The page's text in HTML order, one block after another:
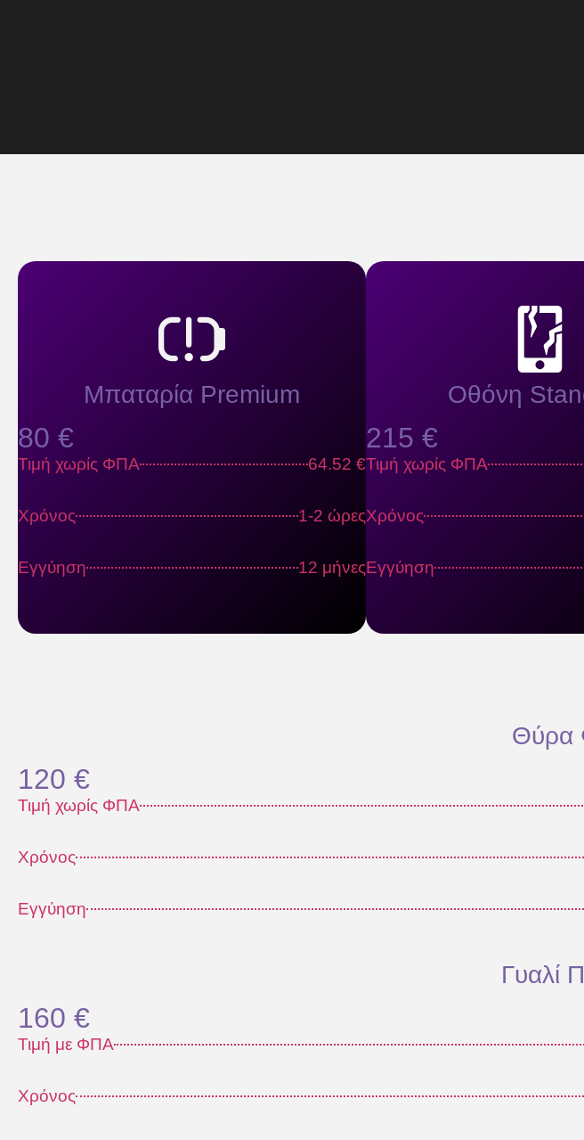
Μπαταρία Premium
80 €
Τιμή χωρίς ΦΠΑ 64.52 €
Χρόνος 1-2 ώρες
Εγγύηση 12 μήνες
Οθόνη
215 €
Τιμή χωρίς ΦΠΑ
Χρόνος
Εγγύηση
Θύρα
120 €
Τιμή χωρίς ΦΠΑ
Χρόνος
Εγγύηση
Γυαλί
160 €
Τιμή με ΦΠΑ
Χρόνος